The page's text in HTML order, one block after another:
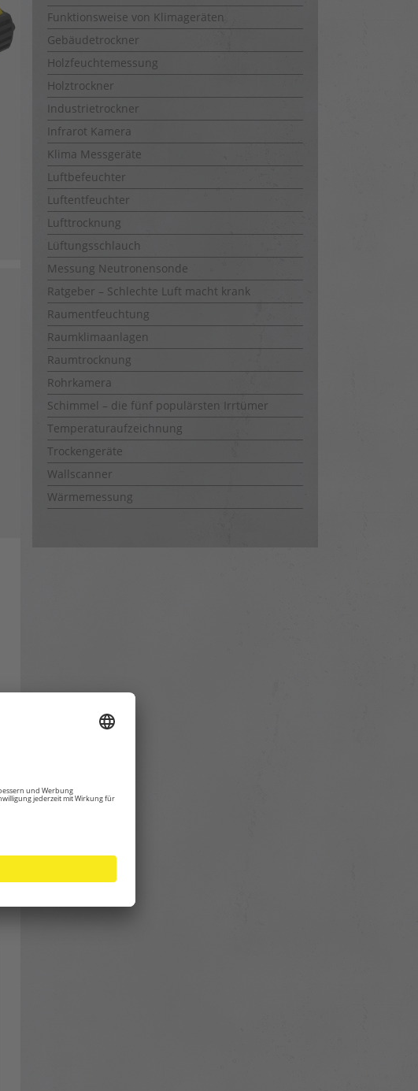
Funktionsweise von Klimageräten
Gebäudetrockner
Holzfeuchtemessung
Holztrockner
Industrietrockner
Infrarot Kamera
Klima Messgeräte
Luftbefeuchter
Luftentfeuchter
Lufttrocknung
Lüftungsschlauch
Messung Neutronensonde
Ratgeber – Schlechte Luft macht krank
Raumentfeuchtung
Raumklimaanlagen
Raumtrocknung
Rohrkamera
Schimmel – die fünf populärsten Irrtümer
Temperaturaufzeichnung
Trockengeräte
Wallscanner
Wärmemessung